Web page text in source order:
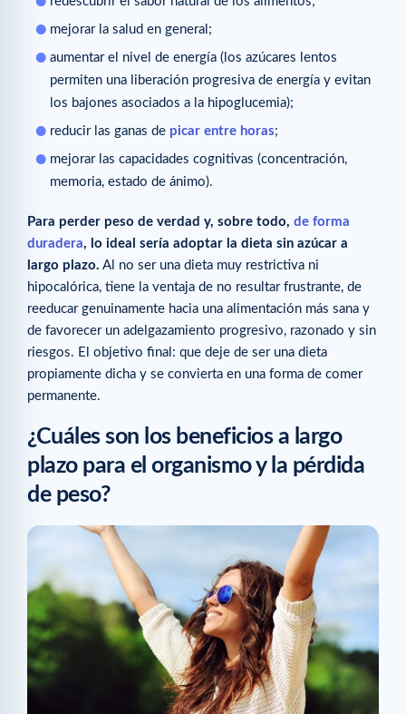
mejorar la salud en general;
aumentar el nivel de energía (los azúcares lentos
permiten una liberación progresiva de energía y evitan
los bajones asociados a la hipoglucemia);
reducir las ganas de picar entre horas;
mejorar las capacidades cognitivas (concentración,
memoria, estado de ánimo).
Para perder peso de verdad y, sobre todo, de forma
duradera, lo ideal sería adoptar la dieta sin azúcar a
largo plazo. Al no ser una dieta muy restrictiva ni
hipocalórica, tiene la ventaja de no resultar frustrante, de
reeducar genuinamente hacia una alimentación más sana y
de favorecer un adelgazamiento progresivo, razonado y sin
riesgos. El objetivo final: que deje de ser una dieta
propiamente dicha y se convierta en una forma de comer
permanente.
¿Cuáles son los beneficios a largo
plazo para el organismo y la pérdida
de peso?